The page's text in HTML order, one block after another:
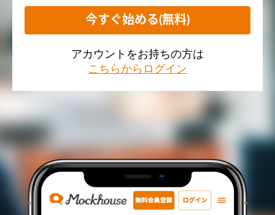
今すぐ始める(無料)
アカウントをお持ちの方は
こちらからログイン